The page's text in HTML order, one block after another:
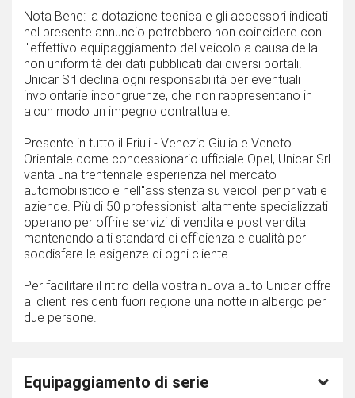
Nota Bene: la dotazione tecnica e gli accessori indicati
nel presente annuncio potrebbero non coincidere con
l''effettivo equipaggiamento del veicolo a causa della
non uniformità dei dati pubblicati dai diversi portali.
Unicar Srl declina ogni responsabilità per eventuali
involontarie incongruenze, che non rappresentano in
alcun modo un impegno contrattuale.
Presente in tutto il Friuli - Venezia Giulia e Veneto
Orientale come concessionario ufficiale Opel, Unicar Srl
vanta una trentennale esperienza nel mercato
automobilistico e nell''assistenza su veicoli per privati e
aziende. Più di 50 professionisti altamente specializzati
operano per offrire servizi di vendita e post vendita
mantenendo alti standard di efficienza e qualità per
soddisfare le esigenze di ogni cliente.
Per facilitare il ritiro della vostra nuova auto Unicar offre
ai clienti residenti fuori regione una notte in albergo per
due persone.
Equipaggiamento di serie